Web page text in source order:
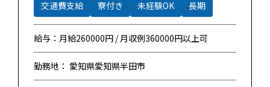
交通費支給 寮付き 未経験OK 長期
給与：月給260000円 / 月収例360000円以上可
勤務地： 愛知県愛知県半田市